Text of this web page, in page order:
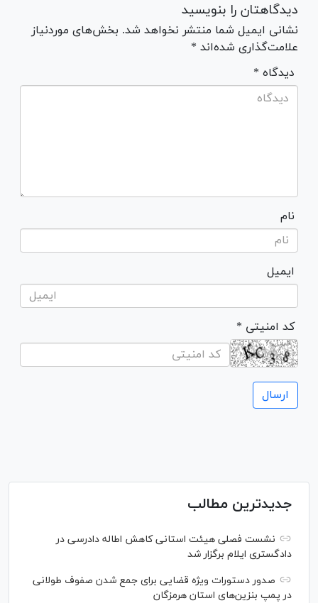
دیدگاهتان را بنویسید
نشانی ایمیل شما منتشر نخواهد شد. بخش‌های موردنیاز
علامت‌گذاری شده‌اند *
* دیدگاه
نام
ایمیل
* کد امنیتی
جدیدترین مطالب
نشست فصلی هیئت استانی کاهش اطاله دادرسی در
دادگستری ایلام برگزار شد
صدور دستورات ویژه قضایی برای جمع شدن صفوف طولانی
در پمپ بنزین‌های استان هرمزگان